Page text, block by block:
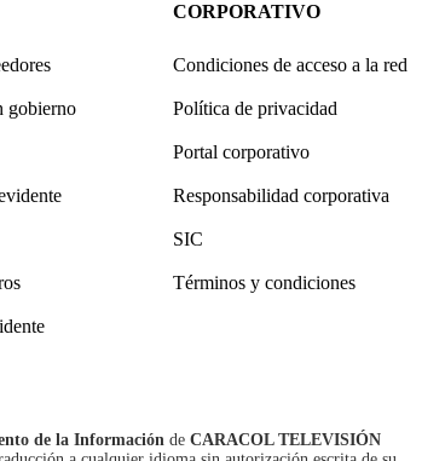
gobierno
CORPORATIVO
Condiciones de acceso a la red
Política de privacidad
Portal corporativo
Responsabilidad corporativa
SIC
Términos y condiciones
de la Información de CARACOL TELEVISIÓN